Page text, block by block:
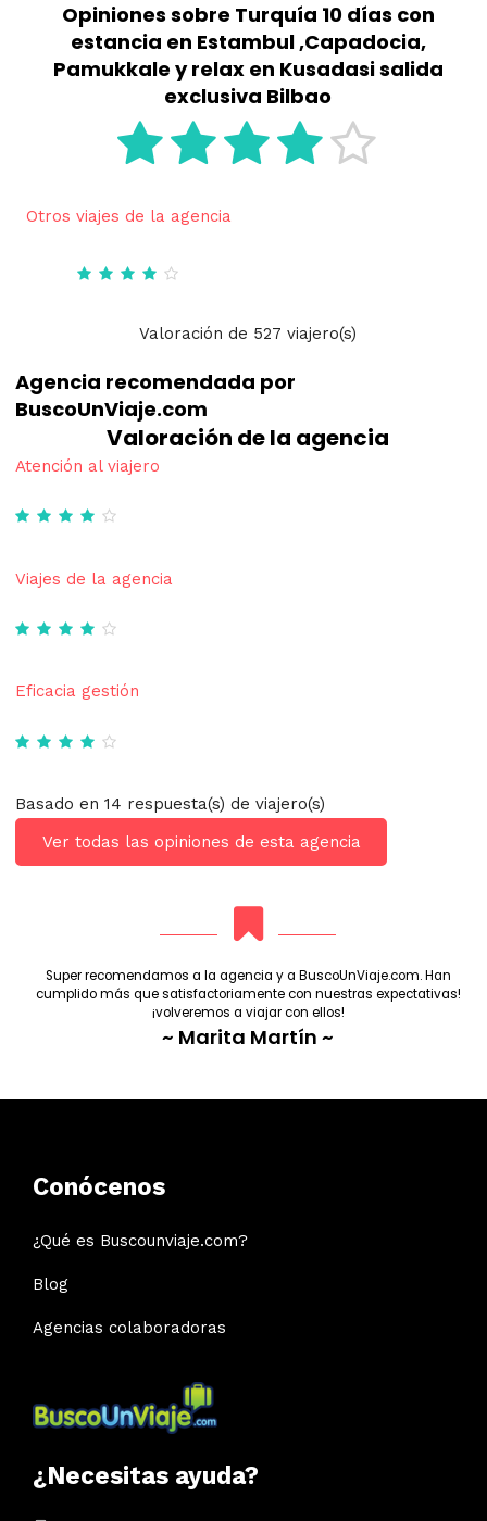
Opiniones sobre Turquía 10 días con
estancia en Estambul ,Capadocia,
Pamukkale y relax en Kusadasi salida
exclusiva Bilbao
Otros viajes de la agencia
Valoración de 527 viajero(s)
Agencia recomendada por
BuscoUnViaje.com
Valoración de la agencia
Atención al viajero
Viajes de la agencia
Eficacia gestión
Basado en 14 respuesta(s) de viajero(s)
Ver todas las opiniones de esta agencia
Super recomendamos a la agencia y a BuscoUnViaje.com. Han
cumplido más que satisfactoriamente con nuestras expectativas!
¡volveremos a viajar con ellos!
~ Marita Martín ~
Conócenos
¿Qué es Buscounviaje.com?
Blog
Agencias colaboradoras
¿Necesitas ayuda?